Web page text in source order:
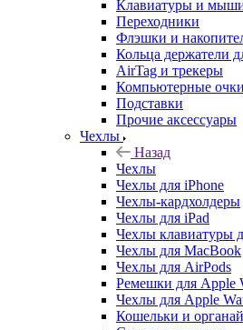
Клавиатуры и
Переходники
Флэшки и
Кольца держатели
AirTag и трекеры
Компьютерные очки
Подставки
Прочие аксессуары
Чехлы
Назад
Чехлы
Чехлы для iPhone
Чехлы-кардхолдеры
Чехлы для iPad
Чехлы клавиатуры
Чехлы для MacBook
Чехлы для AirPods
Ремешки для Apple
Чехлы для Apple
Кошельки и